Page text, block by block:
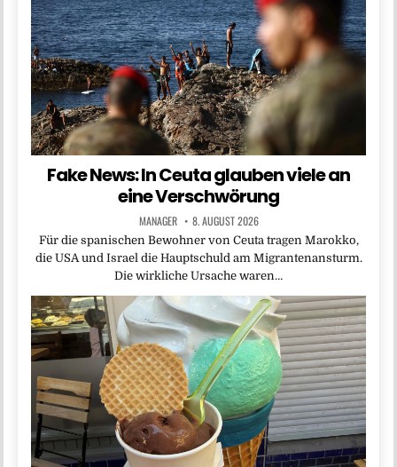
Fake News: In Ceuta glauben viele an
eine Verschwörung
MANAGER 8. AUGUST 2026
Für die spanischen Bewohner von Ceuta tragen Marokko,
die USA und Israel die Hauptschuld am Migrantenansturm.
Die wirkliche Ursache waren…